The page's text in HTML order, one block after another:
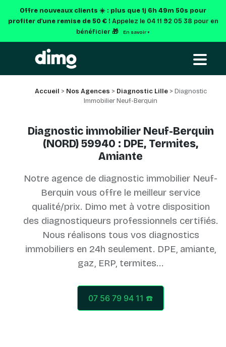
Offre nouveaux clients ☀️ : plus que 1j 6h 49m 50s pour
profiter d'une remise de 50 € ! Appelez le 04 11 92 05 38 pour en
bénéficier 🎁
En savoir +
Accueil > Nos Agences > Diagnostic Lille> Diagnostic
Immobilier Neuf-Berquin
Diagnostic immobilier Neuf-Berquin
(NORD) 59940 : DPE, Termites,
Amiante
Notre agence de diagnostic immobilier Neuf-
Berquin vous offre le meilleur service
qualité/prix. Dimo met à votre disposition
des diagnostiqueurs professionnels certifiés.
Nous réalisons tous vos diagnostics
immobiliers en 24h seulement. DPE, amiante,
07 56 79 94 11 ☎️